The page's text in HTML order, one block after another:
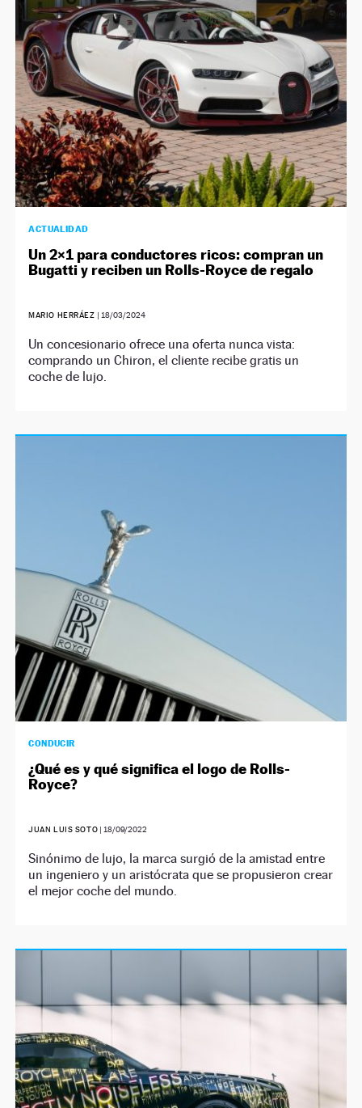
NEWSLETTER
SÍGUENOS
ACTUALIDAD
Un 2×1 para conductores ricos: compran un
Bugatti y reciben un Rolls-Royce de regalo
MARIO HERRÁEZ | 18/03/2024
Un concesionario ofrece una oferta nunca vista:
comprando un Chiron, el cliente recibe gratis un
coche de lujo.
CONDUCIR
¿Qué es y qué significa el logo de Rolls-
Royce?
JUAN LUIS SOTO | 18/09/2022
Sinónimo de lujo, la marca surgió de la amistad entre
un ingeniero y un aristócrata que se propusieron crear
el mejor coche del mundo.